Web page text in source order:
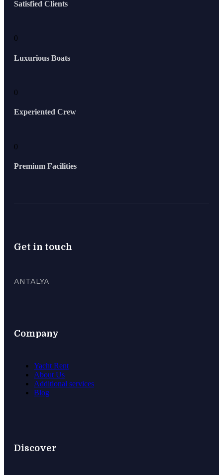
Satisfied Clients
0
Luxurious Boats
0
Experiented Crew
0
Premium Facilities
Get in touch
ANTALYA
Company
Yacht Rent
About Us
Additional services
Blog
Discover